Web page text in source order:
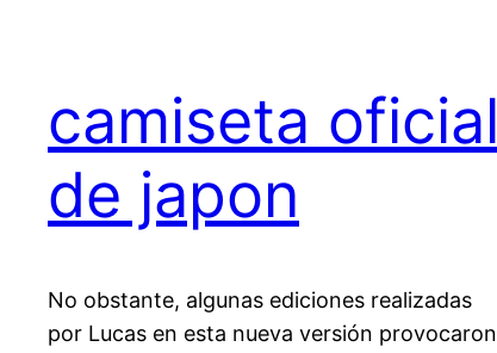
camiseta oficial
de japon
No obstante, algunas ediciones realizadas
por Lucas en esta nueva versión provocaron